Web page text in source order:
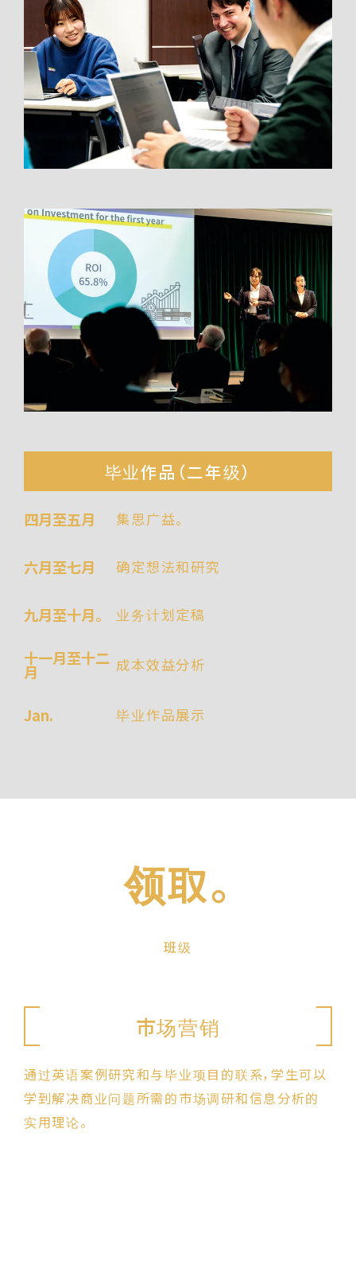
毕业作品（二年级）
四月至五月 集思广益。
六月至七月 确定想法和研究
九月至十月。 业务计划定稿
十一月至十二
月 成本效益分析
Jan. 毕业作品展示
领取。
班级
市场营销
通过英语案例研究和与毕业项目的联系，学生可以
学到解决商业问题所需的市场调研和信息分析的
实用理论。